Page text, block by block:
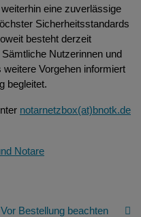
eine zuverlässige
Sicherheitsstandards
besteht derzeit
Nutzerinnen und
Vorgehen informiert
begleitet.
notarnetzbox(at)bnotk.de
Notare
Vor Bestellung beachten